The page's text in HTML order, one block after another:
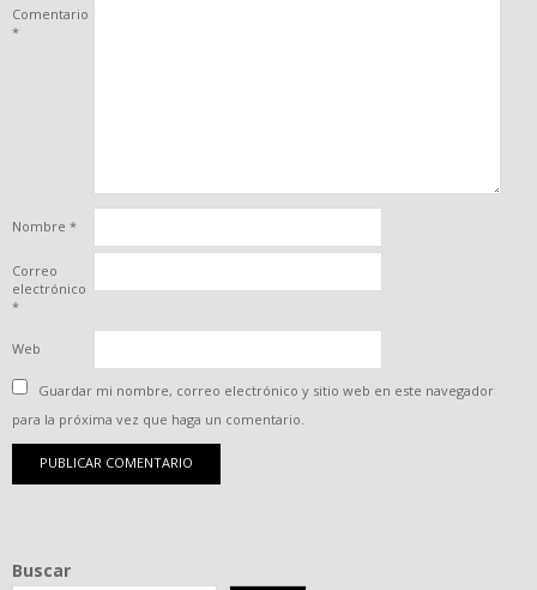
Comentario
*
Nombre *
Correo
electrónico
*
Web
Guardar mi nombre, correo electrónico y sitio web en este navegador
para la próxima vez que haga un comentario.
Buscar